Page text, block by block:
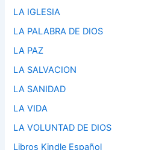
LA IGLESIA
LA PALABRA DE DIOS
LA PAZ
LA SALVACION
LA SANIDAD
LA VIDA
LA VOLUNTAD DE DIOS
Libros Kindle Español